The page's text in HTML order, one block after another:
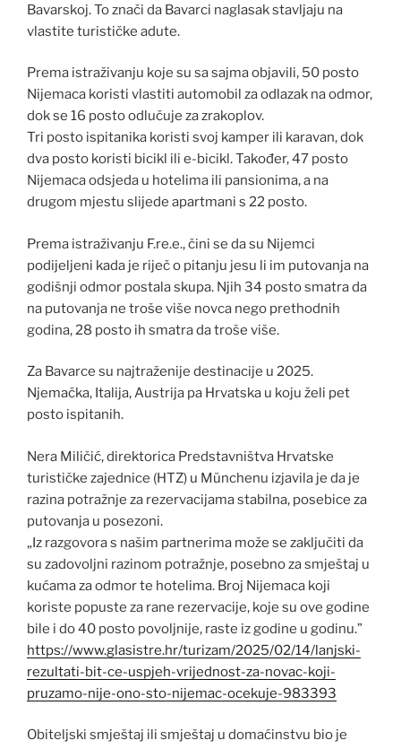
Bavarskoj. To znači da Bavarci naglasak stavljaju na
vlastite turističke adute.
Prema istraživanju koje su sa sajma objavili, 50 posto
Nijemaca koristi vlastiti automobil za odlazak na odmor,
dok se 16 posto odlučuje za zrakoplov.
Tri posto ispitanika koristi svoj kamper ili karavan, dok
dva posto koristi bicikl ili e-bicikl. Također, 47 posto
Nijemaca odsjeda u hotelima ili pansionima, a na
drugom mjestu slijede apartmani s 22 posto.
Prema istraživanju F.re.e., čini se da su Nijemci
podijeljeni kada je riječ o pitanju jesu li im putovanja na
godišnji odmor postala skupa. Njih 34 posto smatra da
na putovanja ne troše više novca nego prethodnih
godina, 28 posto ih smatra da troše više.
Za Bavarce su najtraženije destinacije u 2025.
Njemačka, Italija, Austrija pa Hrvatska u koju želi pet
posto ispitanih.
Nera Miličić, direktorica Predstavništva Hrvatske
turističke zajednice (HTZ) u Münchenu izjavila je da je
razina potražnje za rezervacijama stabilna, posebice za
putovanja u posezoni.
„Iz razgovora s našim partnerima može se zaključiti da
su zadovoljni razinom potražnje, posebno za smještaj u
kućama za odmor te hotelima. Broj Nijemaca koji
koriste popuste za rane rezervacije, koje su ove godine
bile i do 40 posto povoljnije, raste iz godine u godinu.”
https://www.glasistre.hr/turizam/2025/02/14/lanjski-
rezultati-bit-ce-uspjeh-vrijednost-za-novac-koji-
pruzamo-nije-ono-sto-nijemac-ocekuje-983393
Obiteljski smještaj ili smještaj u domaćinstvu bio je